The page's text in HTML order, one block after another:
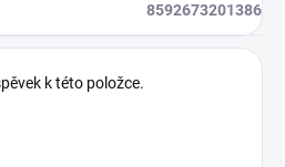
8592673201386
k této položce.